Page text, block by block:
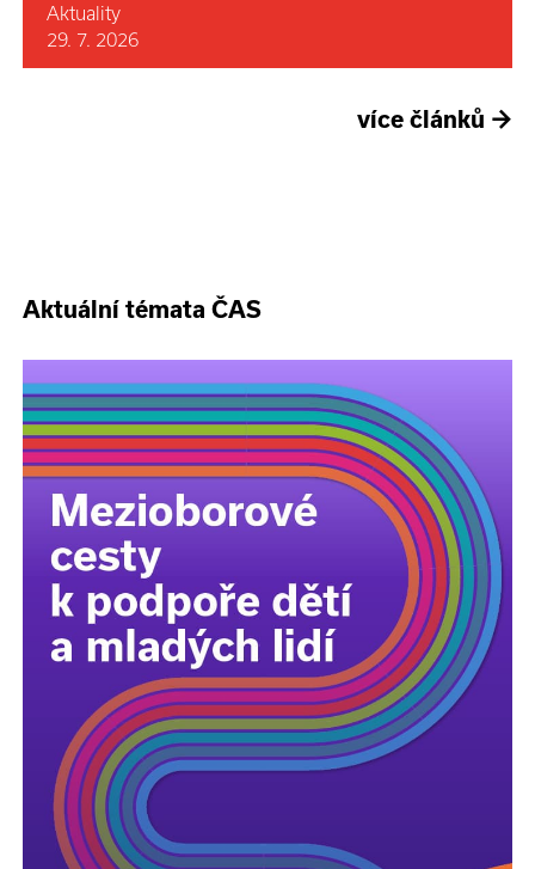
Aktuality
29. 7. 2026
více článků →
Aktuální témata ČAS